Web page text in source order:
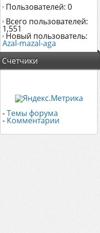
Пользователей: 0
Всего пользователей:
1,551
Новый пользователь:
Azal-mazal-aga
Счетчики
-Темы форума
- Комментарии